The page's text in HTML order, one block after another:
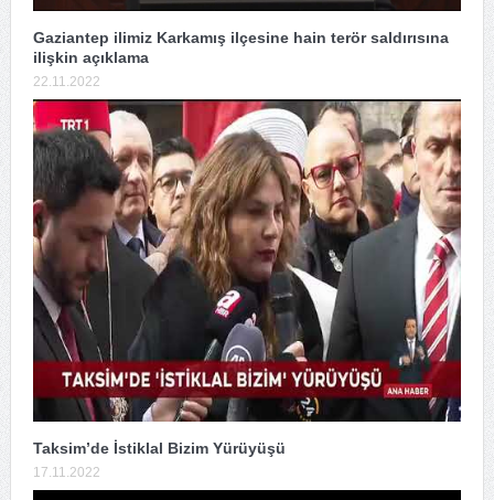
Gaziantep ilimiz Karkamış ilçesine hain terör saldırısına
ilişkin açıklama
22.11.2022
Taksim’de İstiklal Bizim Yürüyüşü
17.11.2022